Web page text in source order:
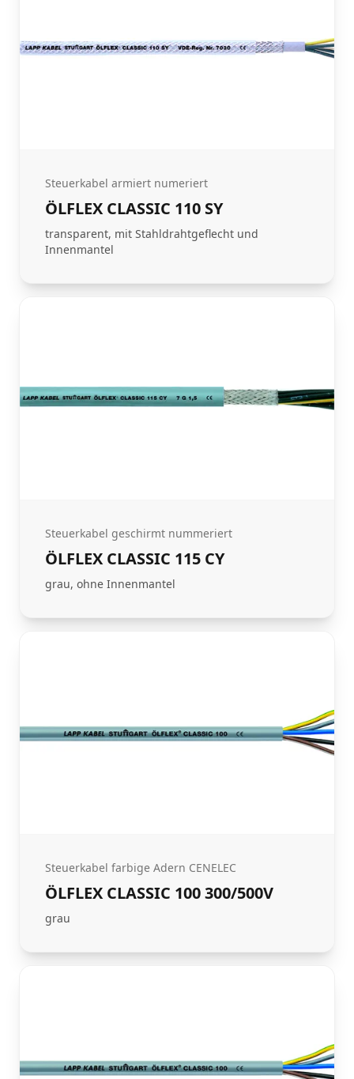
Steuerkabel armiert numeriert
ÖLFLEX CLASSIC 110 SY
transparent, mit Stahldrahtgeflecht und
Innenmantel
Steuerkabel geschirmt nummeriert
ÖLFLEX CLASSIC 115 CY
grau, ohne Innenmantel
Steuerkabel farbige Adern CENELEC
ÖLFLEX CLASSIC 100 300/500V
grau